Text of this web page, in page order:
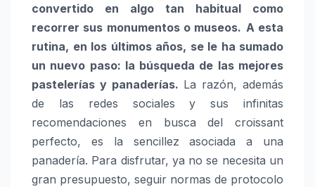
convertido en algo tan habitual como
recorrer sus monumentos o museos. A esta
rutina, en los últimos años, se le ha sumado
un nuevo paso: la búsqueda de las mejores
pastelerías y panaderías. La razón, además
de las redes sociales y sus infinitas
recomendaciones en busca del croissant
perfecto, es la sencillez asociada a una
panadería. Para disfrutar, ya no se necesita un
gran presupuesto, seguir normas de protocolo